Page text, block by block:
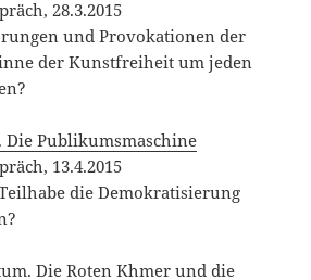
5.2.2015
Das Freihandelsabkommen
30.6.2014
Ein Abend für Dieter
10.5.2014
– unter Niveau?